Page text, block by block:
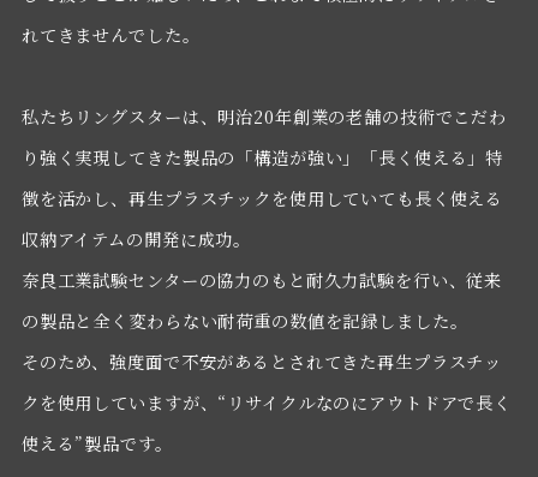
れてきませんでした。
私たちリングスターは、明治20年創業の老舗の技術でこだわ
り強く実現してきた製品の「構造が強い」「長く使える」特
徴を活かし、再生プラスチックを使用していても長く使える
収納アイテムの開発に成功。
奈良工業試験センターの協力のもと耐久力試験を行い、従来
の製品と全く変わらない耐荷重の数値を記録しました。
そのため、強度面で不安があるとされてきた再生プラスチッ
クを使用していますが、“リサイクルなのにアウトドアで長く
使える”製品です。